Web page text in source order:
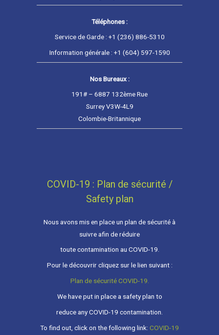
Téléphones :
Service de Garde : +1 (236) 886-5310
Information générale : +1 (604) 597-1590
Nos Bureaux :
191# – 6887 132ème Rue
Surrey V3W-4L9
Colombie-Britannique
COVID-19 : Plan de sécurité /
Safety plan
Nous avons mis en place un plan de sécurité à
suivre afin de réduire
toute contamination au COVID-19.
Pour le découvrir cliquez sur le lien suivant :
Plan de sécurité COVID-19.
We have put in place a safety plan to
reduce any COVID-19 contamination.
To find out, click on the following link: COVID-19